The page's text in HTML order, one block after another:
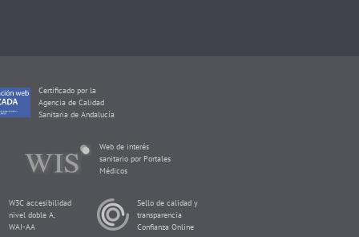
Certificado por la
Agencia de Calidad
Sanitaria de Andalucía
Web de interés
sanitario por Portales
Médicos
W3C accesibilidad
nivel doble A,
WAI-AA
Sello de calidad y
transparencia
Confianza Online